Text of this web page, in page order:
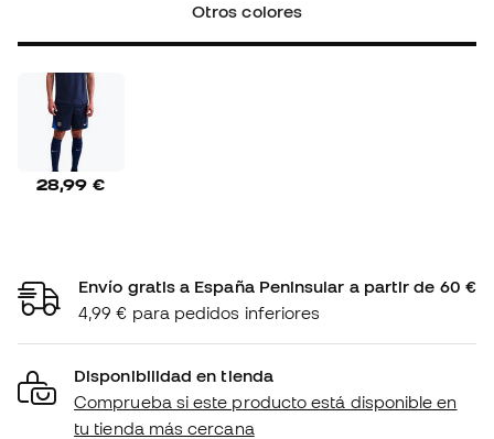
Otros colores
28,99 €
Envío gratis a España Peninsular a partir de 60 €
4,99 € para pedidos inferiores
Disponibilidad en tienda
Comprueba si este producto está disponible en
tu tienda más cercana